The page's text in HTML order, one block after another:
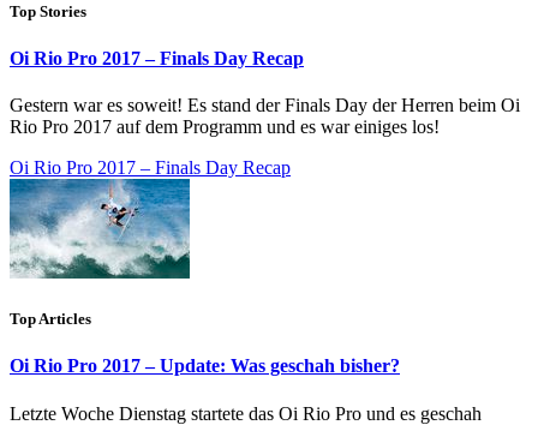
Top Stories
Oi Rio Pro 2017 – Finals Day Recap
Gestern war es soweit! Es stand der Finals Day der Herren beim Oi
Rio Pro 2017 auf dem Programm und es war einiges los!
Oi Rio Pro 2017 – Finals Day Recap
Top Articles
Oi Rio Pro 2017 – Update: Was geschah bisher?
Letzte Woche Dienstag startete das Oi Rio Pro und es geschah